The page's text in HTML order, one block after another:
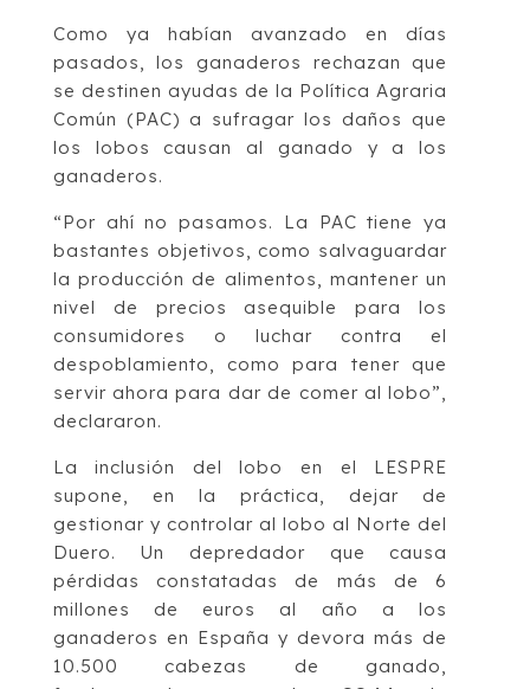
Como ya habían avanzado en días
pasados, los ganaderos rechazan que
se destinen ayudas de la Política Agraria
Común (PAC) a sufragar los daños que
los lobos causan al ganado y a los
ganaderos.
“Por ahí no pasamos. La PAC tiene ya
bastantes objetivos, como salvaguardar
la producción de alimentos, mantener un
nivel de precios asequible para los
consumidores o luchar contra el
despoblamiento, como para tener que
servir ahora para dar de comer al lobo”,
declararon.
La inclusión del lobo en el LESPRE
supone, en la práctica, dejar de
gestionar y controlar al lobo al Norte del
Duero. Un depredador que causa
pérdidas constatadas de más de 6
millones de euros al año a los
ganaderos en España y devora más de
10.500 cabezas de ganado,